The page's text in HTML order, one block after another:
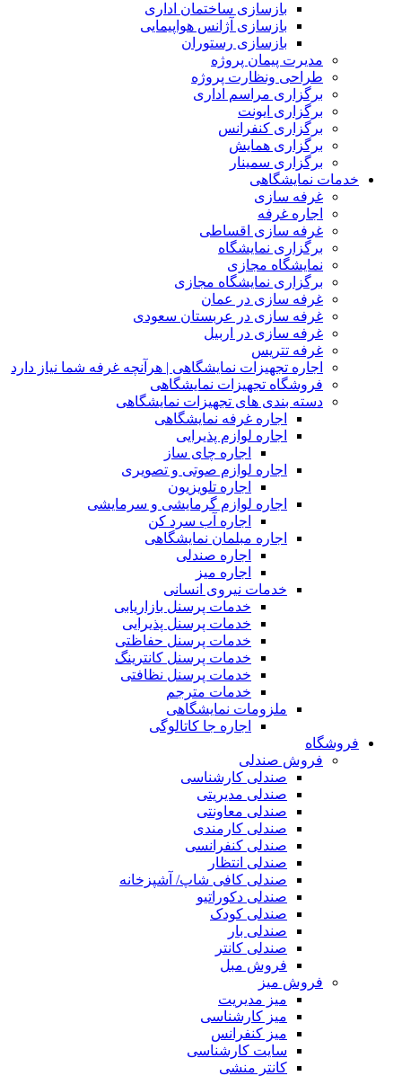
بازسازی ساختمان اداری
بازسازی آژانس هواپیمایی
بازسازی رستوران
مدیرت پیمان پروژه
طراحی ونظارت پروژه
برگزاری مراسم اداری
برگزاری ایونت
برگزاری کنفرانس
برگزاری همایش
برگزاری سمینار
خدمات نمایشگاهی
غرفه سازی
اجاره غرفه
غرفه سازی اقساطی
برگزاری نمایشگاه
نمایشگاه مجازی
برگزاری نمایشگاه مجازی
غرفه سازی در عمان
غرفه سازی در عربستان سعودی
غرفه سازی در اربیل
غرفه تتریس
اجاره تجهیزات نمایشگاهی | هرآنچه غرفه شما نیاز دارد
فروشگاه تجهیزات نمایشگاهی
دسته بندی های تجهیزات نمایشگاهی
اجاره غرفه نمایشگاهی
اجاره لوازم پذیرایی
اجاره چای ساز
اجاره لوازم صوتی و تصویری
اجاره تلویزیون
اجاره لوازم گرمایشی و سرمایشی
اجاره آب سرد کن
اجاره مبلمان نمایشگاهی
اجاره صندلی
اجاره میز
خدمات نیروی انسانی
خدمات پرسنل بازاریابی
خدمات پرسنل پذیرایی
خدمات پرسنل حفاظتی
خدمات پرسنل کانترینگ
خدمات پرسنل نظافتی
خدمات مترجم
ملزومات نمایشگاهی
اجاره جا کاتالوگی
فروشگاه
فروش صندلی
صندلی کارشناسی
صندلی مدیریتی
صندلی معاونتی
صندلی کارمندی
صندلی کنفرانسی
صندلی انتظار
صندلی کافی شاپ/ آشپزخانه
صندلی دکوراتیو
صندلی کودک
صندلی بار
صندلی کانتر
فروش مبل
فروش میز
میز مدیریت
میز کارشناسی
میز کنفرانس
سایت کارشناسی
کانتر منشی